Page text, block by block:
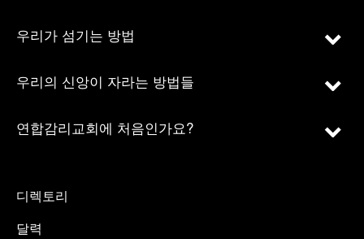
우리가 섬기는 방법
우리의 신앙이 자라는 방법들
연합감리교회에 처음인가요?
디렉토리
달력